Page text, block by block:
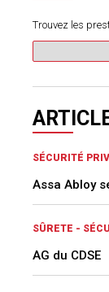
Trouvez les
SÉCURITÉ
Assa Abloy
SÛRETE -
AG du CDSE